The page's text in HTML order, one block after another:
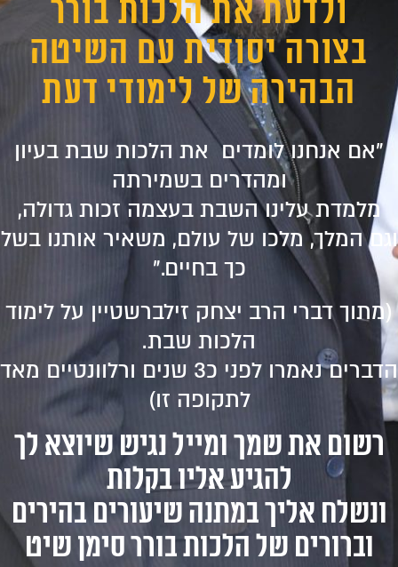
ולדעת את הלכות בורר
בצורה יסודית עם השיטה
הבהירה של לימודי דעת
"אם אנחנו לומדים את הלכות שבת בעיון
ומהדרים בשמירתה
מלמדת עלינו השבת בעצמה זכות גדולה,
וגם המלך, מלכו של עולם, משאיר אותנו בשל
כך בחיים."
(מתוך דברי הרב יצחק זילברשטיין על לימוד
הלכות שבת.
הדברים נאמרו לפני כ3 שנים ורלוונטיים מאד
לתקופה זו)
רשום את שמך ומייל נגיש שיוצא לך
להגיע אליו בקלות
ונשלח אליך במתנה שיעורים בהירים
וברורים של הלכות בורר סימן שיט